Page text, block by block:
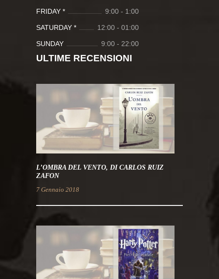
FRIDAY * 9:00 - 1:00
SATURDAY * 12:00 - 01:00
SUNDAY 9:00 - 22:00
ULTIME RECENSIONI
L’OMBRA DEL VENTO, DI CARLOS RUIZ
ZAFON
7 Gennaio 2018